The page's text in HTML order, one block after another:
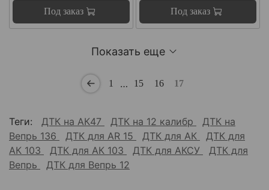
Под заказ Под заказ
Показать еще
1 … 15 16 17
Теги: ДТК на АК47 ДТК на 12 калибр
ДТК на
Вепрь 136
ДТК для AR 15 ДТК для АК
ДТК для
АК 103
ДТК для АК 103 ДТК для АКСУ
ДТК для
Вепрь
ДТК для Вепрь 12